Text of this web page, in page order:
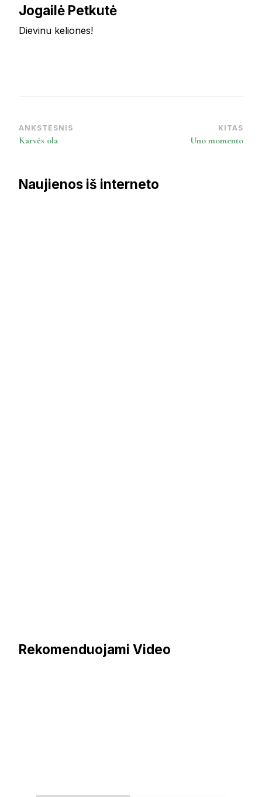
Jogailė Petkutė
Dievinu keliones!
Post
Navigation
ANKSTESNIS
Karvės ola
KITAS
Uno momento
Naujienos iš interneto
Rekomenduojami Video